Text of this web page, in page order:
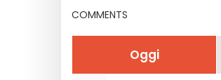
COMMENTS
Oggi